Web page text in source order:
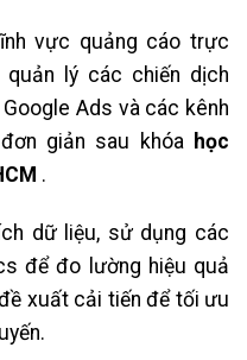
vực quảng cáo trực
lý các chiến dịch
Ads và các kênh
giản sau khóahọc
.
dữ liệu, sử dụng các
để đo lường hiệu quả
xuất cải tiến để tối ưu